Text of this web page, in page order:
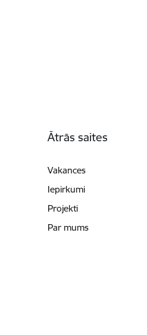
Ātrās saites
Vakances
Iepirkumi
Projekti
Par mums